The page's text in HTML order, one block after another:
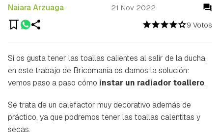
9 Votos
Naiara Arzuaga 21 Nov 2022
Si os gusta tener las toallas calientes al salir de la ducha,
en este trabajo de Bricomanía os damos la solución:
vemos paso a paso cómo instar un radiador toallero.
Se trata de un calefactor muy decorativo además de
práctico, ya que podremos tener las toallas calentitas y
secas.